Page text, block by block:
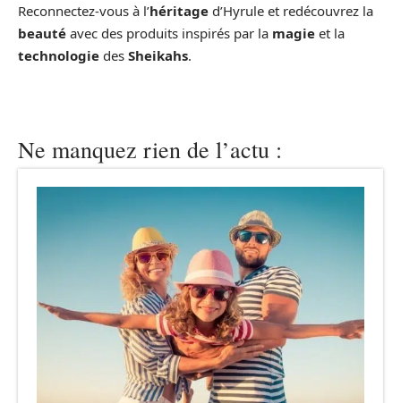
Reconnectez-vous à l’héritage d’Hyrule et redécouvrez la
beauté avec des produits inspirés par la magie et la
technologie des Sheikahs.
Ne manquez rien de l’actu :